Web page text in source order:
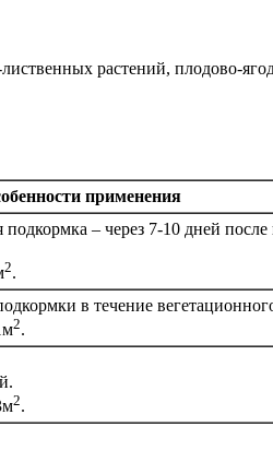
растений, плодово-
применения
– через 7-10 дней после
2.
в течение
2.
2.